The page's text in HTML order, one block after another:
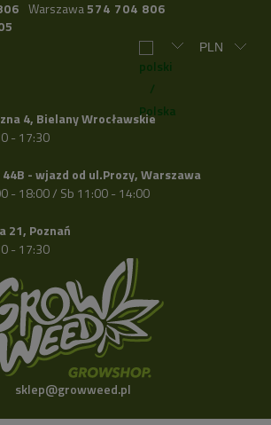
Warszawa574 704 806
4, Bielany Wrocławskie
- 17:30
- wjazd od ul.Prozy, Warszawa
- 18:00 / Sb 11:00 - 14:00
21, Poznań
- 17:30
sklep@growweed.pl